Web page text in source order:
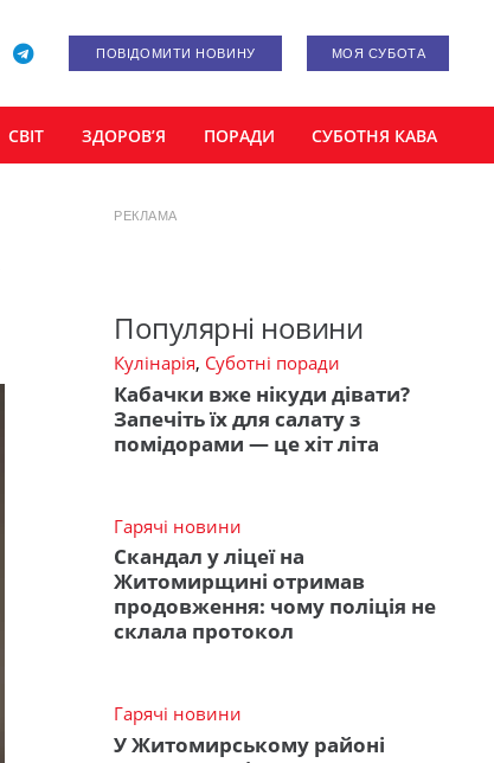
ПОВІДОМИТИ НОВИНУ МОЯ СУБОТА
СВІТ ЗДОРОВ’Я ПОРАДИ СУБОТНЯ КАВА
РЕКЛАМА
Популярні новини
Кулінарія, Суботні поради
Кабачки вже нікуди дівати?
Запечіть їх для салату з
помідорами — це хіт літа
Гарячі новини
Скандал у ліцеї на
Житомирщині отримав
продовження: чому поліція не
склала протокол
Гарячі новини
У Житомирському районі